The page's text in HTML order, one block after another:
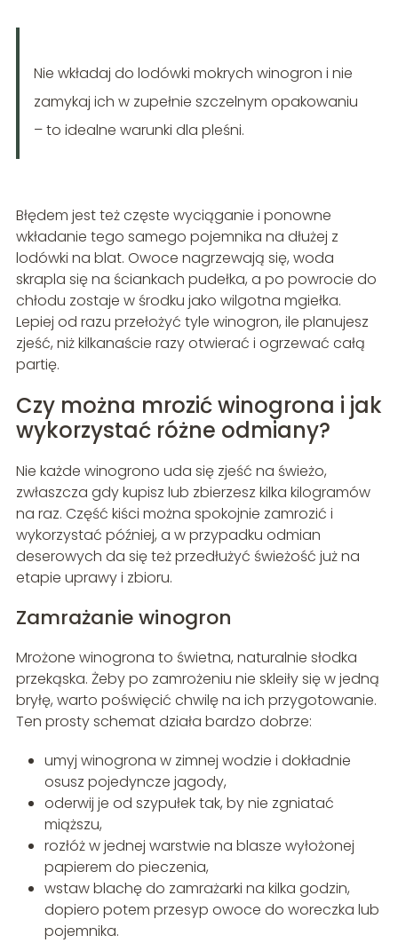
Nie wkładaj do lodówki mokrych winogron i nie
zamykaj ich w zupełnie szczelnym opakowaniu
– to idealne warunki dla pleśni.
Błędem jest też częste wyciąganie i ponowne
wkładanie tego samego pojemnika na dłużej z
lodówki na blat. Owoce nagrzewają się, woda
skrapla się na ściankach pudełka, a po powrocie do
chłodu zostaje w środku jako wilgotna mgiełka.
Lepiej od razu przełożyć tyle winogron, ile planujesz
zjeść, niż kilkanaście razy otwierać i ogrzewać całą
partię.
Czy można mrozić winogrona i jak
wykorzystać różne odmiany?
Nie każde winogrono uda się zjeść na świeżo,
zwłaszcza gdy kupisz lub zbierzesz kilka kilogramów
na raz. Część kiści można spokojnie zamrozić i
wykorzystać później, a w przypadku odmian
deserowych da się też przedłużyć świeżość już na
etapie uprawy i zbioru.
Zamrażanie winogron
Mrożone winogrona to świetna, naturalnie słodka
przekąska. Żeby po zamrożeniu nie skleiły się w jedną
bryłę, warto poświęcić chwilę na ich przygotowanie.
Ten prosty schemat działa bardzo dobrze:
umyj winogrona w zimnej wodzie i dokładnie
osusz pojedyncze jagody,
oderwij je od szypułek tak, by nie zgniatać
miąższu,
rozłóż w jednej warstwie na blasze wyłożonej
papierem do pieczenia,
wstaw blachę do zamrażarki na kilka godzin,
dopiero potem przesyp owoce do woreczka lub
pojemnika.